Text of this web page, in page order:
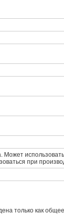
при
только как